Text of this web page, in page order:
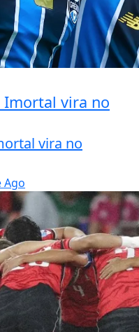
Imortal vira no
vira no
Ago